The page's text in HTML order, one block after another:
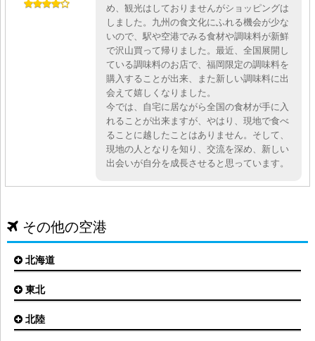
め、観光はしておりませんがショッピングは
しました。九州の食文化にふれる機会が少な
いので、駅や空港でみる食材や調味料が新鮮
で沢山買って帰りました。最近、全国展開し
ている調味料のお店で、福岡限定の調味料を
購入することが出来、また新しい調味料に出
会えて嬉しくなりました。
今では、自宅に居ながら全国の食材が手に入
れることが出来ますが、やはり、現地で食べ
ることに越したことはありません。そして、
現地の人となりを知り、交流を深め、新しい
出会いが自分を成長させると思っています。
その他の空港
北海道
札幌(新千歳)空港
旭川空港
東北
仙台空港
北陸